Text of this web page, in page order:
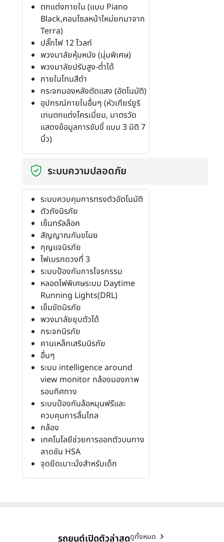
ตกแต่งภายใน (แบบ Piano
Black,คอนโซลหน้าใหม่ยกมาจาก
Terra)
ปลั๊กไฟ 12 โวลท์
พวงมาลัยหุ้มหนัง (นุ่มพิเศษ)
พวงมาลัยปรับสูง-ต่ำได้
ภายในโทนสีดำ
กระจกมองหลังตัดแสง (อัตโนมัติ)
อุปกรณ์ภายในอื่นๆ (หัวเกียร์ยูริ
เทนตกแต่งโครเมี่ยม, มาตรวัด
แสดงข้อมูลการขับขี่ แบบ 3 มิติ 7
นิ้ว)
ระบบความปลอดภัย
ระบบควบคุมการทรงตัวอัตโนมัติ
ตัวถังนิรภัย
เซ็นทรัลล็อค
สัญญาณกันขโมย
กุญแจนิรภัย
ไฟเบรกดวงที่ 3
ระบบป้องกันการโจรกรรม
หลอดไฟพิเศษระบบ Daytime
Running Lights(DRL)
เข็มขัดนิรภัย
พวงมาลัยยุบตัวได้
กระจกนิรภัย
คานเหล็กเสริมนิรภัย
อื่นๆ
ระบบ intelligence around
view monitor กล้องมองภาพ
รอบทิศทาง
ระบบป้องกันล้อหมุนฟรีและ
ควบคุมการลื่นไถล
กล้อง
เทคโนโลยีช่วยการออกตัวบนทาง
ลาดชัน HSA
จุดยึดเบาะนั่งสำหรับเด็ก
รถยนต์เปิดตัวล่าสุดดูทั้งหมด